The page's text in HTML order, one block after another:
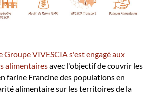
Groupe VIVESCIA s'est engagé aux
alimentairesavec l'objectif de couvrir les
farine Francine des populations en
alimentaire sur les territoires de la